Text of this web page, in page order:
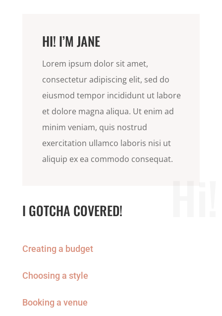
HI! I’M JANE
Lorem ipsum dolor sit amet,
consectetur adipiscing elit, sed do
eiusmod tempor incididunt ut labore
et dolore magna aliqua. Ut enim ad
minim veniam, quis nostrud
exercitation ullamco laboris nisi ut
aliquip ex ea commodo consequat.
I GOTCHA COVERED!
Creating a budget
Choosing a style
Booking a venue